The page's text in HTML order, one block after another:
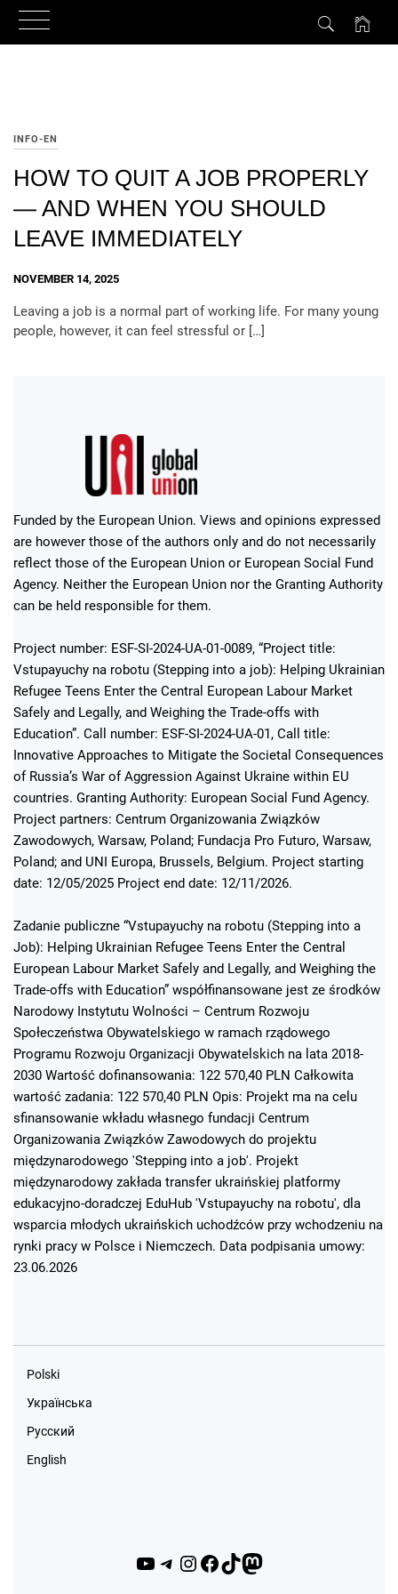
INFO-EN
HOW TO QUIT A JOB PROPERLY
— AND WHEN YOU SHOULD
LEAVE IMMEDIATELY
NOVEMBER 14, 2025
Leaving a job is a normal part of working life. For many young
people, however, it can feel stressful or […]
Funded by the European Union. Views and opinions expressed
are however those of the authors only and do not necessarily
reflect those of the European Union or European Social Fund
Agency. Neither the European Union nor the Granting Authority
can be held responsible for them.
Project number: ESF-SI-2024-UA-01-0089, “Project title:
Vstupayuchy na robotu (Stepping into a job): Helping Ukrainian
Refugee Teens Enter the Central European Labour Market
Safely and Legally, and Weighing the Trade-offs with
Education”. Call number: ESF-SI-2024-UA-01, Call title:
Innovative Approaches to Mitigate the Societal Consequences
of Russia’s War of Aggression Against Ukraine within EU
countries. Granting Authority: European Social Fund Agency.
Project partners: Centrum Organizowania Związków
Zawodowych, Warsaw, Poland; Fundacja Pro Futuro, Warsaw,
Poland; and UNI Europa, Brussels, Belgium. Project starting
date: 12/05/2025 Project end date: 12/11/2026.
Zadanie publiczne “Vstupayuchy na robotu (Stepping into a
Job): Helping Ukrainian Refugee Teens Enter the Central
European Labour Market Safely and Legally, and Weighing the
Trade-offs with Education” współfinansowane jest ze środków
Narodowy Instytutu Wolności – Centrum Rozwoju
Społeczeństwa Obywatelskiego w ramach rządowego
Programu Rozwoju Organizacji Obywatelskich na lata 2018-
2030 Wartość dofinansowania: 122 570,40 PLN Całkowita
wartość zadania: 122 570,40 PLN Opis: Projekt ma na celu
sfinansowanie wkładu własnego fundacji Centrum
Organizowania Związków Zawodowych do projektu
międzynarodowego 'Stepping into a job'. Projekt
międzynarodowy zakłada transfer ukraińskiej platformy
edukacyjno-doradczej EduHub 'Vstupayuchy na robotu', dla
wsparcia młodych ukraińskich uchodźców przy wchodzeniu na
rynki pracy w Polsce i Niemczech. Data podpisania umowy:
23.06.2026
Polski
Українська
Русский
English
YouTube
Telegram
Instagram
Facebook
TikTok
Mastodon